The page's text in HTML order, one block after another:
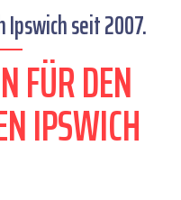
Ipswich seit 2007.
FÜR DEN
IPSWICH